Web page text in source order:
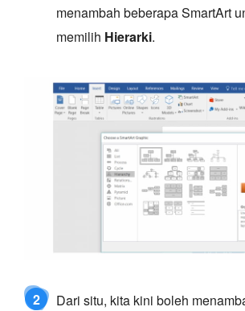
menambah beberapa SmartArt
memilih Hierarki.
2
Dari situ, kita kini boleh